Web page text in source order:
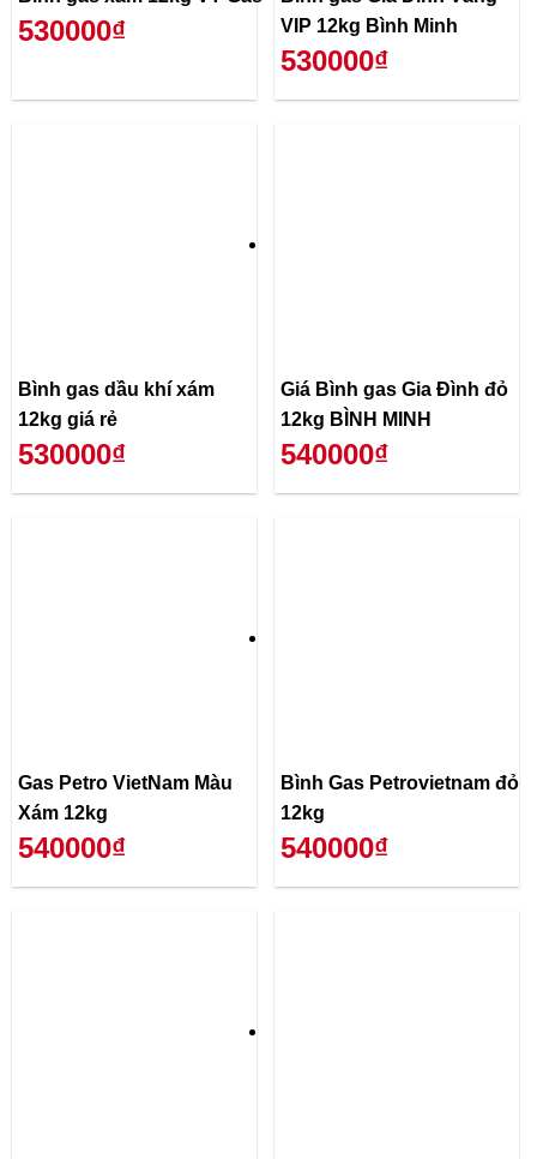
530000₫
VIP 12kg Bình Minh
530000₫
Bình gas dầu khí xám
12kg giá rẻ
530000₫
Giá Bình gas Gia Đình đỏ
12kg BÌNH MINH
540000₫
Gas Petro VietNam Màu
Xám 12kg
540000₫
Bình Gas Petrovietnam đỏ
12kg
540000₫